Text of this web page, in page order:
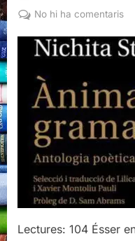
on
No hi ha comentarisa
Lectures: 104 Ésser